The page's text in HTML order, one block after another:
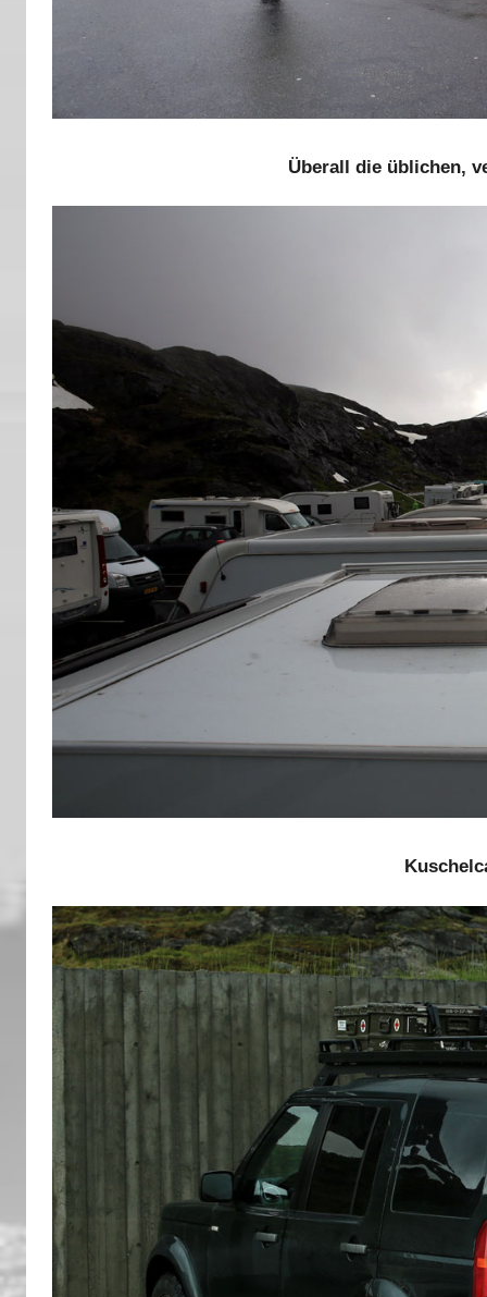
Überall die üblichen,